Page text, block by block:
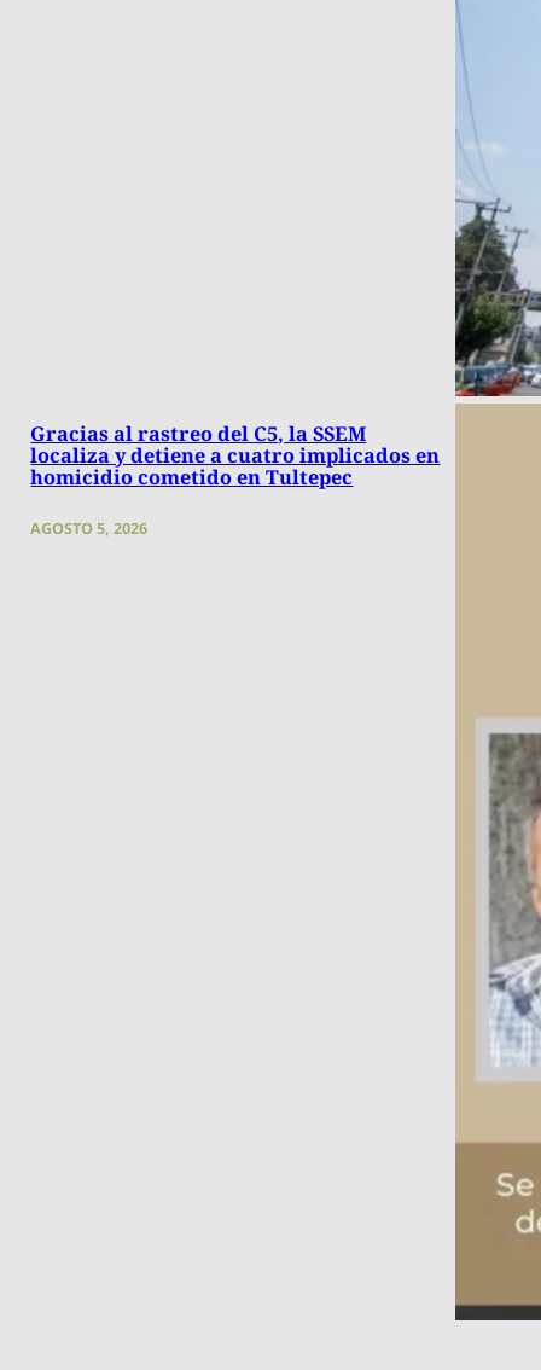
Gracias al rastreo del C5, la SSEM
localiza y detiene a cuatro implicados en
homicidio cometido en Tultepec
AGOSTO 5, 2026